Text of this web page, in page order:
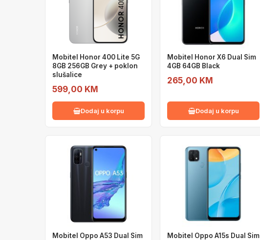
Mobitel Honor 400 Lite 5G
8GB 256GB Grey + poklon
slušalice
599,00 KM
Dodaj u korpu
Mobitel Honor X6 Dual Sim
4GB 64GB Black
265,00 KM
Dodaj u korpu
Mobitel Oppo A53 Dual Sim
Mobitel Oppo A15s Dual Sim